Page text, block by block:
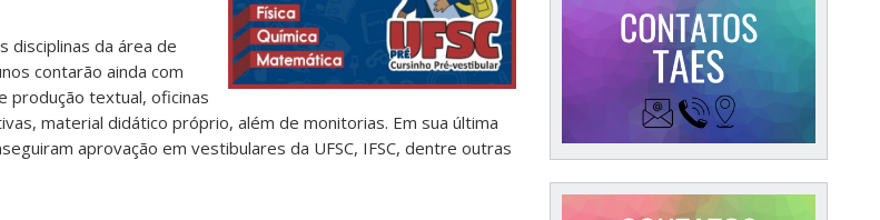
disciplinas da área de
contarão ainda com
produção textual, oficinas
material didático próprio, além de monitorias. Em sua última
aprovação em vestibulares da UFSC, IFSC, dentre outras